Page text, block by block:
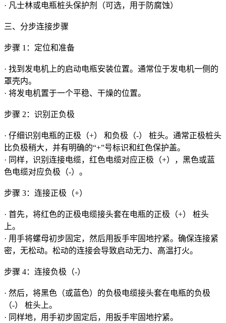
· 凡士林或电瓶桩头保护剂（可选，用于防腐蚀）
三、分步连接步骤
步骤 1：定位和准备
· 找到发电机上的启动电瓶安装位置。通常位于发电机一侧的
罩壳内。
· 将发电机置于一个平稳、干燥的位置。
步骤 2：识别正负极
· 仔细识别电瓶的正极（+） 和负极（-） 桩头。通常正极桩头
比负极稍大，并有明确的“+”号标识和红色保护盖。
· 同样，识别连接电缆，红色电缆对应正极（+），黑色或蓝
色电缆对应负极（-）。
步骤 3：连接正极（+）
· 首先，将红色的正极电缆接头套在电瓶的正极（+） 桩头
上。
· 用手将螺母初步固定，然后用扳手牢固地拧紧。确保连接紧
密，无松动。松动的连接会导致启动无力、高温打火。
步骤 4：连接负极（-）
· 然后，将黑色（或蓝色）的负极电缆接头套在电瓶的负极
（-） 桩头上。
· 同样地，用手初步固定后，用扳手牢固地拧紧。